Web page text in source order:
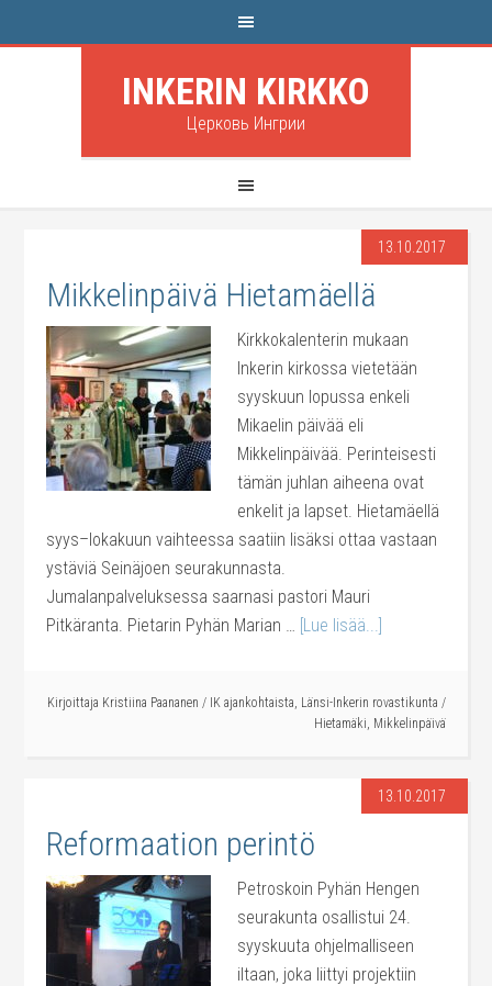
INKERIN KIRKKO
Церковь Ингрии
13.10.2017
Mikkelinpäivä Hietamäellä
Kirkkokalenterin mukaan
Inkerin kirkossa vietetään
syyskuun lopussa enkeli
Mikaelin päivää eli
Mikkelinpäivää. Perinteisesti
tämän juhlan aiheena ovat
enkelit ja lapset. Hietamäellä
syys–lokakuun vaihteessa saatiin lisäksi ottaa vastaan
ystäviä Seinäjoen seurakunnasta.
Jumalanpalveluksessa saarnasi pastori Mauri
Pitkäranta. Pietarin Pyhän Marian … [Lue lisää...]
Kirjoittaja Kristiina Paananen / IK ajankohtaista, Länsi-Inkerin rovastikunta /
Hietamäki, Mikkelinpäivä
13.10.2017
Reformaation perintö
Petroskoin Pyhän Hengen
seurakunta osallistui 24.
syyskuuta ohjelmalliseen
iltaan, joka liittyi projektiin